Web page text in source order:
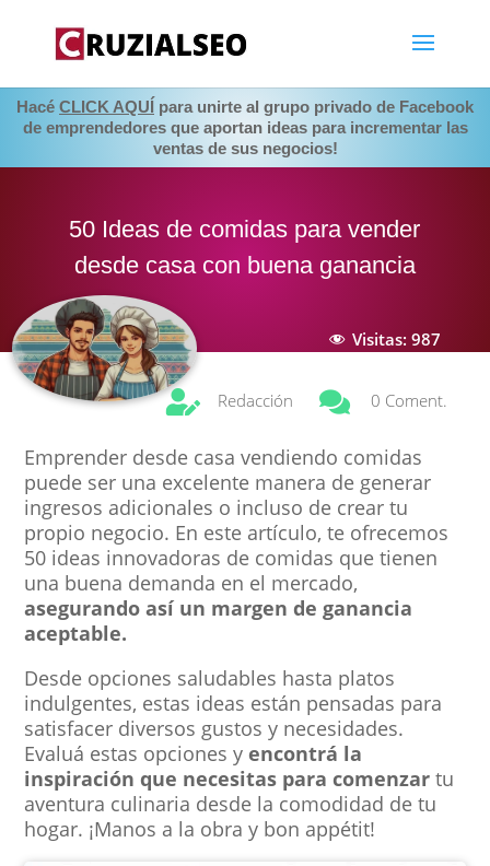
Hacé CLICK AQUÍ para unirte al grupo privado de Facebook
de emprendedores que aportan ideas para incrementar las
ventas de sus negocios!
50 Ideas de comidas para vender
desde casa con buena ganancia
Visitas: 987
 Redacción  0 Coment.
Emprender desde casa vendiendo comidas
puede ser una excelente manera de generar
ingresos adicionales o incluso de crear tu
propio negocio. En este artículo, te ofrecemos
50 ideas innovadoras de comidas que tienen
una buena demanda en el mercado,
asegurando así un margen de ganancia
aceptable.
Desde opciones saludables hasta platos
indulgentes, estas ideas están pensadas para
satisfacer diversos gustos y necesidades.
Evaluá estas opciones yencontrá la
inspiración que necesitas para comenzartu
aventura culinaria desde la comodidad de tu
hogar. ¡Manos a la obra y bon appétit!